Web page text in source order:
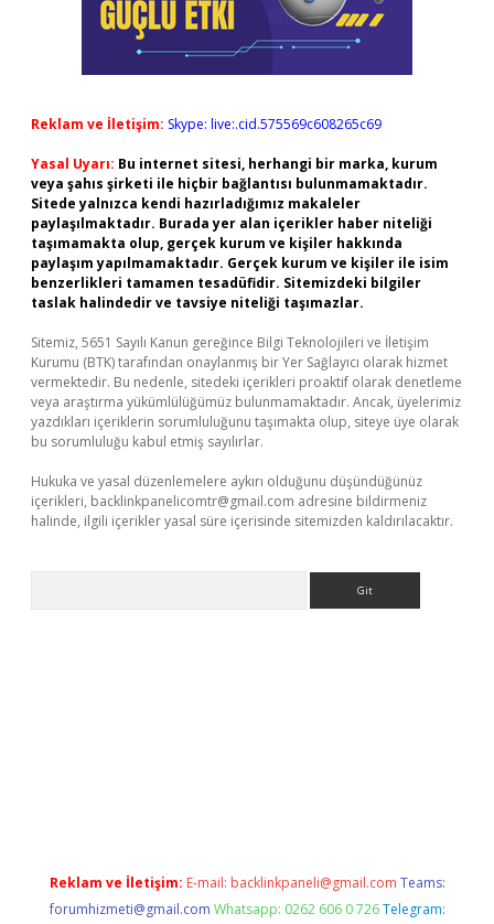
Reklam ve İletişim: Skype: live:.cid.575569c608265c69
Yasal Uyarı: Bu internet sitesi, herhangi bir marka, kurum
veya şahıs şirketi ile hiçbir bağlantısı bulunmamaktadır.
Sitede yalnızca kendi hazırladığımız makaleler
paylaşılmaktadır. Burada yer alan içerikler haber niteliği
taşımamakta olup, gerçek kurum ve kişiler hakkında
paylaşım yapılmamaktadır. Gerçek kurum ve kişiler ile isim
benzerlikleri tamamen tesadüfidir. Sitemizdeki bilgiler
taslak halindedir ve tavsiye niteliği taşımazlar.
Sitemiz, 5651 Sayılı Kanun gereğince Bilgi Teknolojileri ve İletişim
Kurumu (BTK) tarafından onaylanmış bir Yer Sağlayıcı olarak hizmet
vermektedir. Bu nedenle, sitedeki içerikleri proaktif olarak denetleme
veya araştırma yükümlülüğümüz bulunmamaktadır. Ancak, üyelerimiz
yazdıkları içeriklerin sorumluluğunu taşımakta olup, siteye üye olarak
bu sorumluluğu kabul etmiş sayılırlar.
Hukuka ve yasal düzenlemelere aykırı olduğunu düşündüğünüz
içerikleri, backlinkpanelicomtr@gmail.com adresine bildirmeniz
halinde, ilgili içerikler yasal süre içerisinde sitemizden kaldırılacaktır.
Reklam ve İletişim: E-mail: backlinkpaneli@gmail.com Teams:
forumhizmeti@gmail.com Whatsapp: 0262 606 0 726 Telegram: